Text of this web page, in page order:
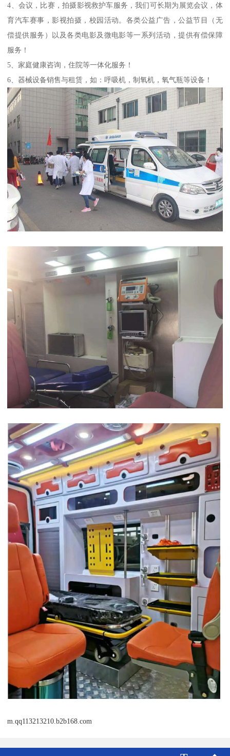
4、会议，比赛，拍摄影视救护车服务，我们可长期为展览会议，体
育汽车赛事，影视拍摄，校园活动。各类公益广告，公益节目（无
偿提供服务）以及各类电影及微电影等一系列活动，提供有偿保障
服务！
5、家庭健康咨询，住院等一体化服务！
6、器械设备销售与租赁，如：呼吸机，制氧机，氧气瓶等设备！
m.qq113213210.b2b168.com